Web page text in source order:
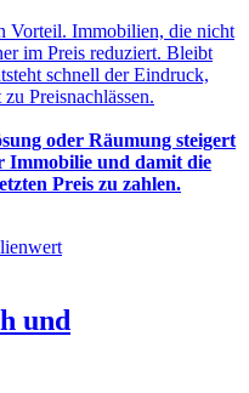
Vorteil. Immobilien, die nicht
im Preis reduziert. Bleibt
schnell der Eindruck,
Preisnachlässen.
oder Räumung steigert
Immobilie und damit die
Preis zu zahlen.
und